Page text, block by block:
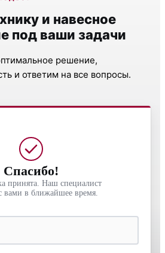
и навесное
под ваши задачи
решение,
и ответим на все вопросы.
Спасибо!
принята. Наш специалист
вами в ближайшее время.